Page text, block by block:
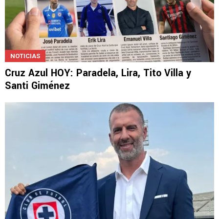
NOTICIAS
Cruz Azul HOY: Paradela, Lira, Tito Villa y
Santi Giménez